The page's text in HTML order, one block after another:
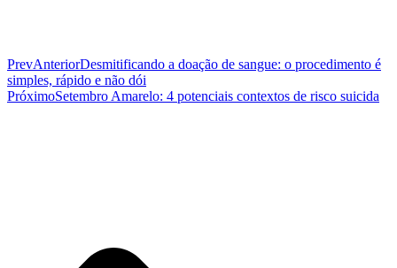
PrevAnteriorDesmitificando a doação de sangue: o procedimento é
simples, rápido e não dói
PróximoSetembro Amarelo: 4 potenciais contextos de risco suicida